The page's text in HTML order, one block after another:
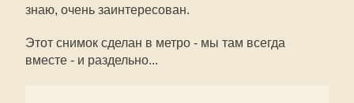
знаю, очень заинтересован.
Этот снимок сделан в метро - мы там всегда
вместе - и раздельно...